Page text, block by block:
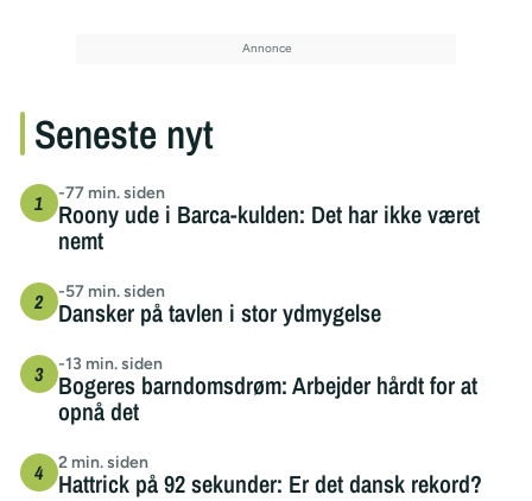
Seneste nyt
-77 min. siden
Roony ude i Barca-kulden: Det har ikke været
nemt
-57 min. siden
Dansker på tavlen i stor ydmygelse
-13 min. siden
Bogeres barndomsdrøm: Arbejder hårdt for at
opnå det
2 min. siden
Hattrick på 92 sekunder: Er det dansk rekord?